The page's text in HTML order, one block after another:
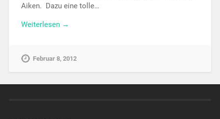
Aiken. Dazu eine tolle…
Weiterlesen →
Februar 8, 2012